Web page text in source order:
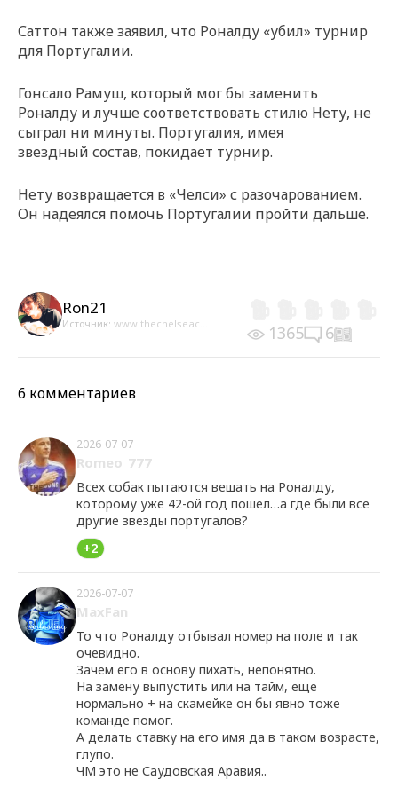
Саттон также заявил, что Роналду «убил» турнир
для Португалии.
Гонсало Рамуш, который мог бы заменить
Роналду и лучше соответствовать стилю Нету, не
сыграл ни минуты. Португалия, имея
звездный состав, покидает турнир.
Нету возвращается в «Челси» с разочарованием.
Он надеялся помочь Португалии пройти дальше.
Ron21
Источник: www.thechelseac... 1365 6
6 комментариев
2026-07-07
Romeo_777
Всех собак пытаются вешать на Роналду,
которому уже 42-ой год пошел…а где были все
другие звезды португалов?
+2
2026-07-07
MaxFan
То что Роналду отбывал номер на поле и так
очевидно.
Зачем его в основу пихать, непонятно.
На замену выпустить или на тайм, еще
нормально + на скамейке он бы явно тоже
команде помог.
А делать ставку на его имя да в таком возрасте,
глупо.
ЧМ это не Саудовская Аравия..